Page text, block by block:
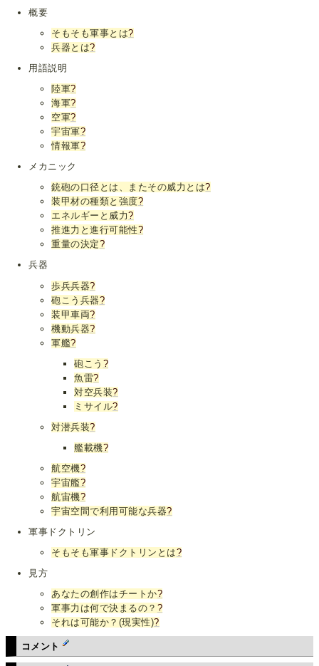
概要
そもそも軍事とは?
兵器とは?
用語説明
陸軍?
海軍?
空軍?
宇宙軍?
情報軍?
メカニック
銃砲の口径とは、またその威力とは?
装甲材の種類と強度?
エネルギーと威力?
推進力と進行可能性?
重量の決定?
兵器
歩兵兵器?
砲こう兵器?
装甲車両?
機動兵器?
軍艦?
砲こう ?
魚雷?
対空兵装?
ミサイル?
対潜兵装?
艦載機?
航空機?
宇宙艦?
航宙機?
宇宙空間で利用可能な兵器?
軍事ドクトリン
そもそも軍事ドクトリンとは?
見方
あなたの創作はチートか?
軍事力は何で決まるの？ ?
それは可能か？(現実性)?
コメント